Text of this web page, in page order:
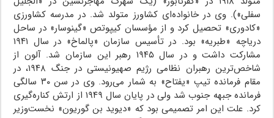
سفلی»). وی در خانواده‌ای کشاورز متولد شد. در مدرسه کشاورزی
«کادوری» تحصیل کرد و از مؤسسان کیپوتص «گینوسار» در ساحل
دریاچه «طبریه» بود. در تأسیس سازمان «پالماخ» در سال ۱۹۴۱
مشارکت داشت و در سال ۱۹۴۵ رهبر این سازمان شد. آلون از
شاخص‌ترین رهبران نظامی رژیم صهیونیستی در جنگ ۱۹۴۸، در
مقام فرمانده تیپ «یفتاح» به شمار می‌رود. وی در سن ۳۰ سالگی
فرمانده جبهه جنوب شد ولی در پایان سال ۱۹۴۹ از ارتش کناره‌گیری
کرد. علت این امر تصمیمی بود که «دیوید بن گوریون» نخست‌وزیر